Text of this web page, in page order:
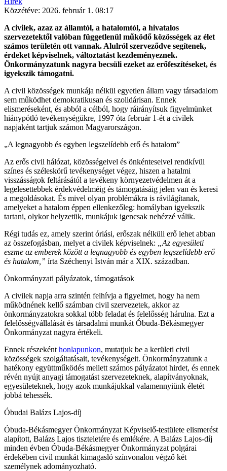
Közzétéve: 2026. február 1. 08:17
A civilek, azaz az államtól, a hatalomtól, a hivatalos
szervezetektől valóban függetlenül működő közösségek az élet
számos területén ott vannak. Alulról szerveződve segítenek,
érdeket képviselnek, változtatást kezdeményeznek.
Önkormányzatunk nagyra becsüli ezeket az erőfeszítéseket, és
igyekszik támogatni.
A civil közösségek munkája nélkül egyetlen állam vagy társadalom
sem működhet demokratikusan és szolidárisan. Ennek
elismeréseként, és abból a célból, hogy ráirányítsuk figyelmünket
hiánypótló tevékenységükre, 1997 óta február 1-ét a civilek
napjaként tartjuk számon Magyarországon.
„A legnagyobb és egyben legszelídebb erő és hatalom”
Az erős civil hálózat, közösségeivel és önkénteseivel rendkívül
színes és széleskörű tevékenységet végez, hiszen a hatalmi
visszásságok feltárásától a tevékeny környezetvédelmen át a
legelesettebbek érdekvédelméig és támogatásáig jelen van és keresi
a megoldásokat. És mivel olyan problémákra is rávilágítanak,
amelyeket a hatalom éppen ellenkezőleg: homályban igyekszik
tartani, olykor helyzetük, munkájuk igencsak nehézzé válik.
Régi tudás ez, amely szerint óriási, erőszak nélküli erő lehet abban
az összefogásban, melyet a civilek képviselnek:
„Az egyesületi
eszme az emberek között a legnagyobb és egyben legszelídebb erő
és hatalom,” írta Széchenyi István már a XIX. században.
Önkormányzati pályázatok, támogatások
A civilek napja arra szintén felhívja a figyelmet, hogy ha nem
működnének kellő számban civil szervezetek, akkor az
önkormányzatokra sokkal több feladat és felelősség hárulna. Ezt a
felelősségvállalását és társadalmi munkát Óbuda-Békásmegyer
Önkormányzat nagyra értékeli.
Ennek részeként honlapunkon, mutatjuk be a kerületi civil
közösségek szolgáltatásait, tevékenységeit. Önkormányzatunk a
hatékony együttműködés mellett számos pályázatot hirdet, és ennek
révén nyújt anyagi támogatást szervezeteknek, alapítványoknak,
egyesületeknek, hogy azok munkájukkal valamennyiünk életét
jobbá tehessék.
Óbudai Balázs Lajos-díj
Óbuda-Békásmegyer Önkormányzat Képviselő-testülete elismerést
alapított, Balázs Lajos tiszteletére és emlékére. A Balázs Lajos-díj
minden évben Óbuda-Békásmegyer Önkormányzat polgárai
érdekében civil munkát kimagasló színvonalon végző két
személynek adományozható.